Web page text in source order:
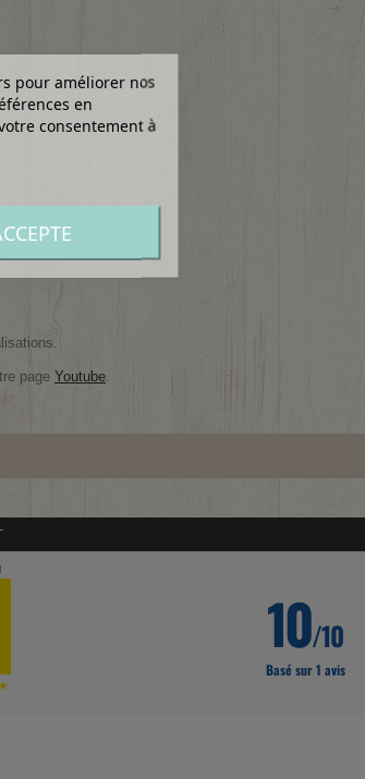
page Youtube.
1
10/10
Basé sur 1 avis
pour améliorer nos
en
consentement à